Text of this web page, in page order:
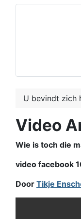
U bevindt zich
Video
Wie is toch die
video facebook
Door Tikje